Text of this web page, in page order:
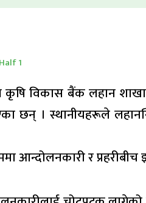
विकास बैंक लहान
छन् । स्थानीयहरूले
आन्दोलनकारी र